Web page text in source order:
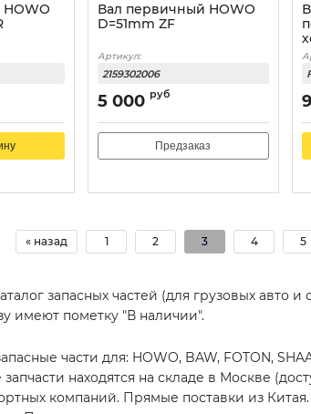
Вал первичный HOWO
D=51mm ZF
Артикул:
2159302006
5 000 руб
Предзаказ
« назад 1 2 3 4 5
запасных частей (для грузовых авто
имеют пометку "В наличии".
части для: HOWO, BAW, FOTON,
находятся на складе в Москве
компаний. Прямые поставки из